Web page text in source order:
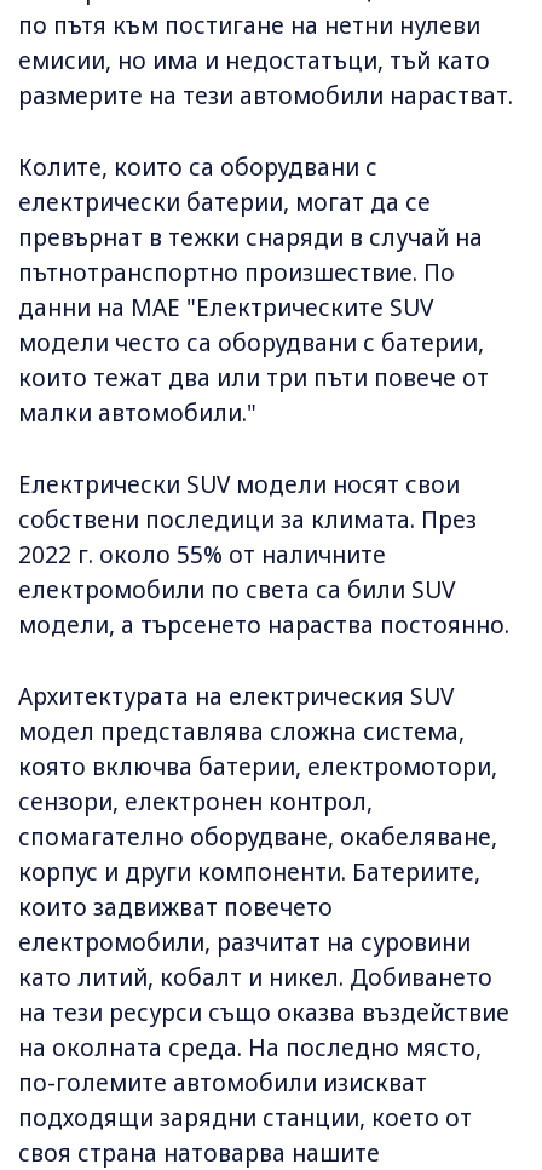
по пътя към постигане на нетни нулеви
емисии, но има и недостатъци, тъй като
размерите на тези автомобили нарастват.
Колите, които са оборудвани с
електрически батерии, могат да се
превърнат в тежки снаряди в случай на
пътнотранспортно произшествие. По
данни на МАЕ "Електрическите SUV
модели често са оборудвани с батерии,
които тежат два или три пъти повече от
малки автомобили."
Електрически SUV модели носят свои
собствени последици за климата. През
2022 г. около 55% от наличните
електромобили по света са били SUV
модели, а търсенето нараства постоянно.
Архитектурата на електрическия SUV
модел представлява сложна система,
която включва батерии, електромотори,
сензори, електронен контрол,
спомагателно оборудване, окабеляване,
корпус и други компоненти. Батериите,
които задвижват повечето
електромобили, разчитат на суровини
като литий, кобалт и никел. Добиването
на тези ресурси също оказва въздействие
на околната среда. На последно място,
по-големите автомобили изискват
подходящи зарядни станции, което от
своя страна натоварва нашите